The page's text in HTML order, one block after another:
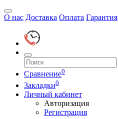
О нас Доставка Оплата Гарантия
Сравнение0
Закладки0
Личный кабинет
Авторизация
Регистрация